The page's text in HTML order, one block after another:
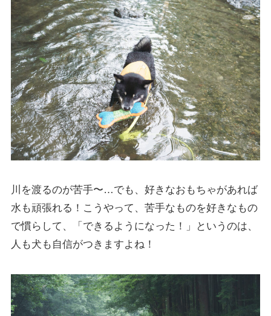
川を渡るのが苦手〜…でも、好きなおもちゃがあれば
水も頑張れる！こうやって、苦手なものを好きなもの
で慣らして、「できるようになった！」というのは、
人も犬も自信がつきますよね！